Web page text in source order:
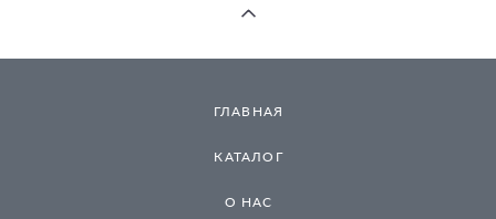
ГЛАВНАЯ
КАТАЛОГ
О НАС